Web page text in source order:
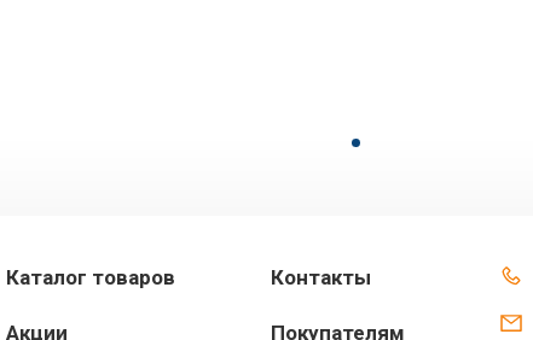
Каталог товаров
Акции
Контакты
Покупателям